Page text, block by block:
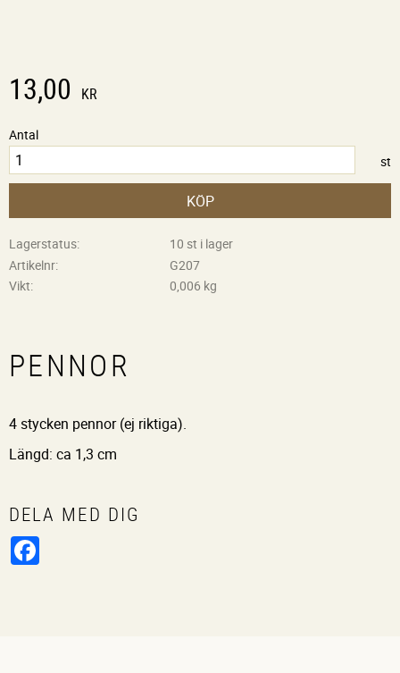
13,00 KR
Antal
st
KÖP
Lagerstatus
10 st i lager
Artikelnr
G207
Vikt
0,006 kg
PENNOR
4 stycken pennor (ej riktiga).
Längd: ca 1,3 cm
DELA MED DIG